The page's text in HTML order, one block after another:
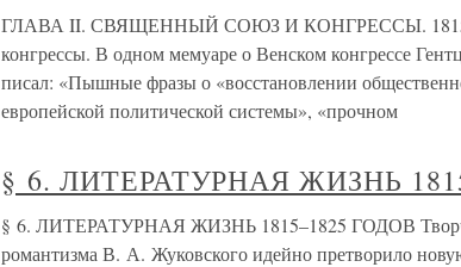
ГЛАВА II. СВЯЩЕННЫЙ СОЮЗ И КОНГРЕССЫ.
конгрессы. В одном мемуаре о Венском конгрессе
писал: «Пышные фразы о «восстановлении
европейской политической системы», «прочном
§ 6. ЛИТЕРАТУРНАЯ ЖИЗНЬ
§ 6. ЛИТЕРАТУРНАЯ ЖИЗНЬ 1815–1825 ГОДОВ
романтизма В. А. Жуковского идейно претворило